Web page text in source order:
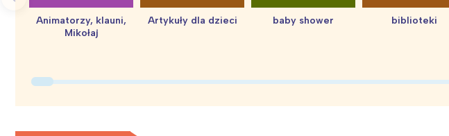
Animatorzy, klauni,
Mikołaj
Artykuły dla dzieci baby shower biblioteki